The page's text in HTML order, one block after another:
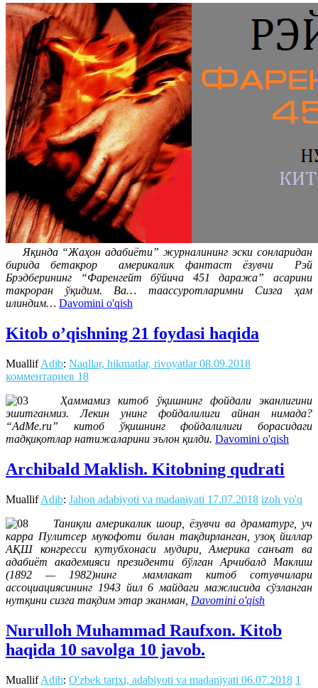
Яқинда “Жаҳон адабиёти” журналининг эски сонларидан
бирида бетакрор америкалик фантаст ёзувчи Рэй
Брэдберининг “Фаренгейт бўйича 451 даража” асарини
такроран ўқидим. Ва… таассуротларимни Сизга ҳам
илиндим… Davomini o'qish
Kitob o’qishning 21 foydasi haqida
MuallifAdib: Naqllar, hikmatlar, rivoyatlar 08.09.2018
комментариев 18
Ҳаммамиз китоб ўқишнинг фойдали эканлигини
эшитганмиз. Лекин унинг фойдалилиги айнан нимада?
“AdMe.ru” китоб ўқишнинг фойдалилиги борасидаги
тадқиқотлар натижаларини эълон қилди. Davomini o'qish
Archibald Maklish. Kitobning qudrati
MuallifAdib: Jahon adabiyoti va madaniyati 17.07.2018 izoh yo'q
Таниқли америкалик шоир, ёзувчи ва драматург, уч
карра Пулитсер мукофоти билан тақдирланган, узоқ йиллар
АҚШ конгресси кутубхонаси мудири, Америка санъат ва
адабиёт академияси президенти бўлган Арчибалд Маклиш
(1892 — 1982)нинг мамлакат китоб сотувчилари
ассоциациясининг 1943 йил 6 майдаги мажлисида сўзланган
нутқини сизга тақдим этар эканман, Davomini o'qish
Nurulloh Muhammad Raufxon. Kitob
haqida 10 savolga 10 javob.
MuallifAdib: O'zbek tarixi, adabiyoti va madaniyati 06.07.2018 1